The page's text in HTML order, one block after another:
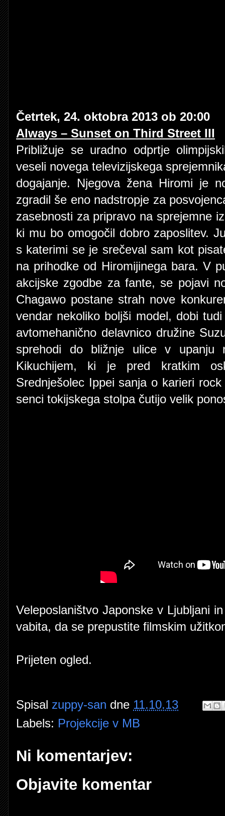
Četrtek, 24. oktobra 2013 ob 20:00
Always – Sunset on Third Street III
Približuje se uradno odprtje
veseli novega televizijskega
dogajanje. Njegova žena Hiromi je
zgradil še eno nadstropje za
zasebnosti za pripravo na sprejemne
ki mu bo omogočil dobro zaposlitev.
s katerimi se je srečeval sam kot
na prihodke od Hiromijinega bara. V
akcijske zgodbe za fante, se pojavi
Chagawo postane strah nove
vendar nekoliko boljši model, dobi
avtomehanično delavnico družine
sprehodi do bližnje ulice v upanju
Kikuchijem, ki je pred kratkim
Srednješolec Ippei sanja o karieri
senci tokijskega stolpa čutijo velik
Veleposlaništvo Japonske v Ljubljani
vabita, da se prepustite filmskim
Prijeten ogled.
Spisal zuppy-san dne 11.10.13
Labels: Projekcije v MB
Ni komentarjev:
Objavite komentar